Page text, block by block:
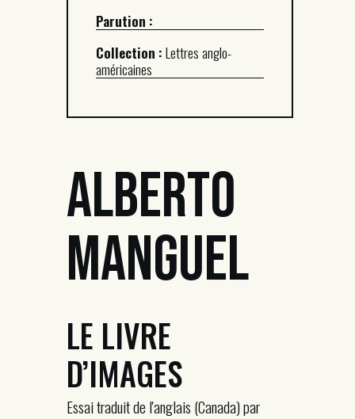
Parution :
Collection :Lettres anglo-
américaines
Alberto
Manguel
LE LIVRE
D’IMAGES
Essai traduit de l'anglais (Canada) par